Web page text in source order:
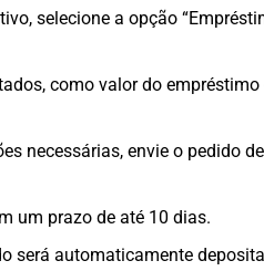
selecione a opção
como valor do
necessárias, envie o pedido
um prazo de até 10 dias.
será automaticamente